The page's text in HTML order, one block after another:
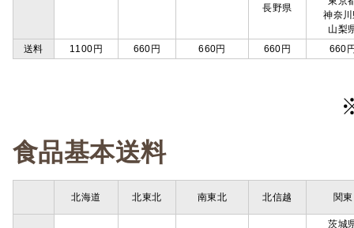
長野県
神奈
山梨
送料
1100円 660円 660円 660円 660
食品基本送料
北海道 北東北 南東北 北信越 関東
茨城